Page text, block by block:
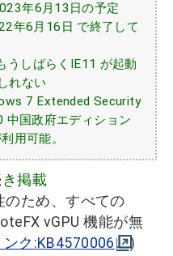
年6月13日の予定
年6月16日 で終了して
うしばらくIE11 が起動
れない
7 Extended Security
国政府エディション
用可能。
掲載
のため、すべての
vGPU 機能が無
ク:KB4570006 )